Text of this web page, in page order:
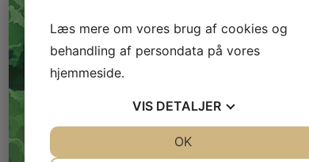
Læs mere om vores brug af cookies og
behandling af persondata på vores
hjemmeside.
VIS DETALJER
OK